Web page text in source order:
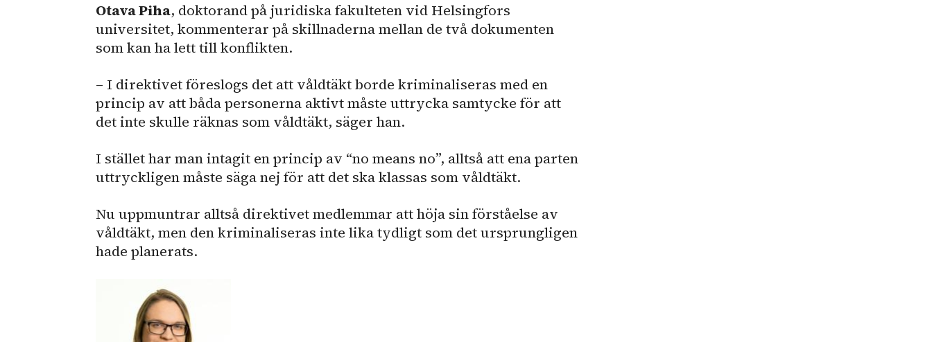
Otava Piha, doktorand på juridiska fakulteten vid Helsingfors
universitet, kommenterar på skillnaderna mellan de två dokumenten
som kan ha lett till konflikten.
– I direktivet föreslogs det att våldtäkt borde kriminaliseras med en
princip av att båda personerna aktivt måste uttrycka samtycke för att
det inte skulle räknas som våldtäkt, säger han.
I stället har man intagit en princip av “no means no”, alltså att ena parten
uttryckligen måste säga nej för att det ska klassas som våldtäkt.
Nu uppmuntrar alltså direktivet medlemmar att höja sin förståelse av
våldtäkt, men den kriminaliseras inte lika tydligt som det ursprungligen
hade planerats.